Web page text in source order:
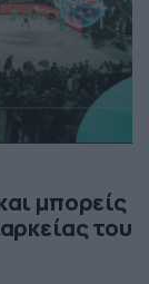
μπορείς
του